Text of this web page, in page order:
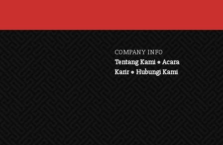
COMPANY INFO
Tentang Kami●Acara
Karir●Hubungi Kami